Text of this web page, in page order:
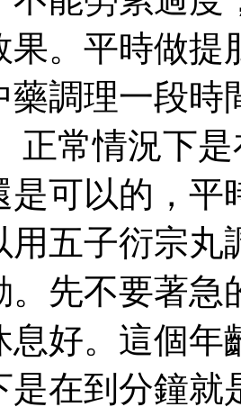
果。平時做
藥調理一段
正常情況下
是可以的，平
用五子衍宗丸
。先不要著急
息好。這個
是在到分鐘